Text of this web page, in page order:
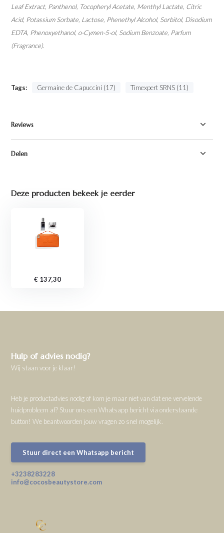
Leaf Extract, Panthenol, Tocopheryl Acetate, Menthyl Lactate, Citric
Acid, Potassium Sorbate, Lactose, Phenethyl Alcohol, Sorbitol, Disodium
EDTA, Phenoxyethanol, o-Cymen-5-ol, Sodium Benzoate, Parfum
(Fragrance).
Tags: Germaine de Capuccini (17) Timexpert SRNS (11)
Reviews
Delen
Deze producten bekeek je eerder
€ 137,30
Hulp of advies nodig?
Wij staan voor je klaar!
Heb je productadvies nodig of kom je maar niet van dat ene vervelende
huidprobleem af? Stuur ons een Whatsapp bericht via onderstaande
button! We beantwoorden jouw vragen zo snel mogelijk.
Stuur direct een Whatsapp bericht
+3238283228
info@cocosbeautystore.com